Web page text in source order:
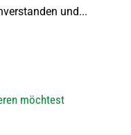
und...
möchtest